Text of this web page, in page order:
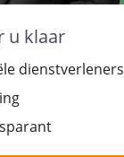
u klaar
dienstverleners